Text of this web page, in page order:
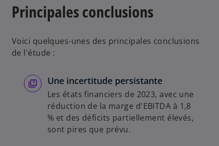
l
n
e
t
Principales conclusions
Voici quelques-unes des principales conclusions
de l'étude :
Une incertitude persistante
Les états financiers de 2023, avec une
réduction de la marge d'EBITDA à 1,8
% et des déficits partiellement élevés,
sont pires que prévu.